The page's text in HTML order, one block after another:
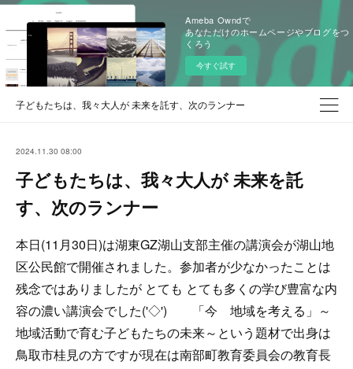
Ameba Owndで
あなただけのホームページやブログをつ
くろう
今すぐ試す
子どもたちは、我々大人が 未来を託す、次のランナー
2024.11.30 08:00
子どもたちは、我々大人が 未来を託
す、次のランナー
本日(11月30日)は湖東GZ湖山支部主催の講演会が湖山地
区公民館で開催されました。参加者が少なかったことは
残念ではありましたが とても とても多くの学び豊富な内
容の濃い講演会でした('◇')ゞ 「今 地域を考える」～
地域活動で育む子どもたちの未来～という題材で出身は
鳥取市桂見の方ですが現在は南部町教育委員会の教育長